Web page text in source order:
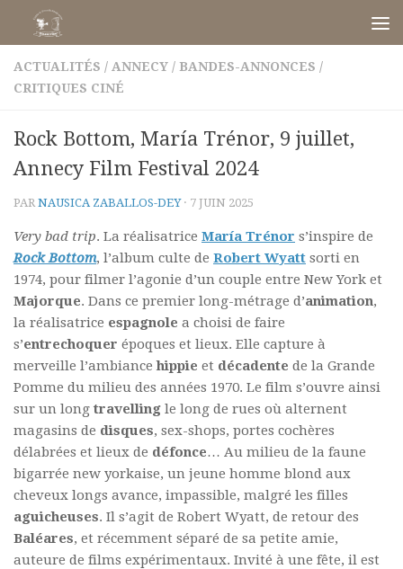
Skip to content
ACTUALITÉS / ANNECY / BANDES-ANNONCES /
CRITIQUES CINÉ
Rock Bottom, María Trénor, 9 juillet,
Annecy Film Festival 2024
PAR NAUSICA ZABALLOS-DEY · 7 JUIN 2025
Very bad trip. La réalisatrice María Trénor s’inspire de
Rock Bottom, l’album culte de Robert Wyatt sorti en
1974, pour filmer l’agonie d’un couple entre New York et
Majorque. Dans ce premier long-métrage d’animation,
la réalisatrice espagnole a choisi de faire
s’entrechoquer époques et lieux. Elle capture à
merveille l’ambiancehippie et décadente de la Grande
Pomme du milieu des années 1970. Le film s’ouvre ainsi
sur un long travelling le long de rues où alternent
magasins de disques, sex-shops, portes cochères
délabrées et lieux de défonce… Au milieu de la faune
bigarrée new yorkaise, un jeune homme blond aux
cheveux longs avance, impassible, malgré les filles
aguicheuses. Il s’agit de Robert Wyatt, de retour des
Baléares, et récemment séparé de sa petite amie,
auteure de films expérimentaux. Invité à une fête, il est